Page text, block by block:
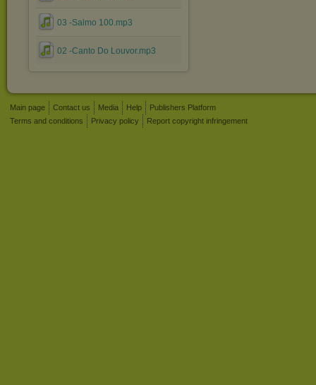
03 -Salmo 100.mp3
02 -Canto Do Louvor.mp3
Main page Contact us Media Help
Publishers Platform
Terms and conditions
Privacy policy Report copyright infringement